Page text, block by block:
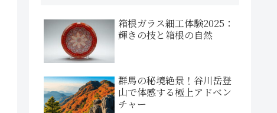
箱根ガラス細工体験2025：
輝きの技と箱根の自然
群馬の秘境絶景！谷川岳登
山で体感する極上アドベン
チャー